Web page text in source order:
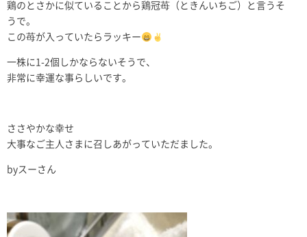
鶏のとさかに似ていることから鶏冠苺（ときんいちご）と言うそ
うで。
この苺が入っていたらラッキー
一株に1-2個しかならないそうで、
非常に幸運な事らしいです。
ささやかな幸せ
大事なご主人さまに召しあがっていただました。
byスーさん